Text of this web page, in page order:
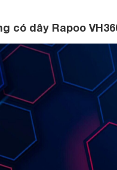
có dây Rapoo